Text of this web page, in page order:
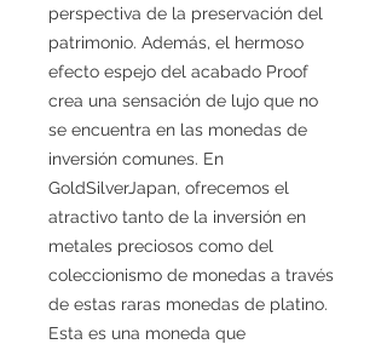
perspectiva de la preservación del
patrimonio. Además, el hermoso
efecto espejo del acabado Proof
crea una sensación de lujo que no
se encuentra en las monedas de
inversión comunes. En
GoldSilverJapan, ofrecemos el
atractivo tanto de la inversión en
metales preciosos como del
coleccionismo de monedas a través
de estas raras monedas de platino.
Esta es una moneda que